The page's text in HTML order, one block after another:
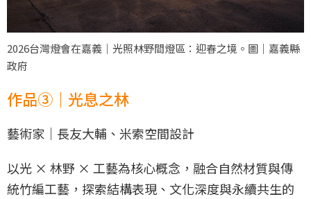
2026台灣燈會在嘉義｜光照林野間燈區：迎春之境。圖｜嘉義縣
政府
作品③｜光息之林
藝術家｜長友大輔、米索空間設計
以光 × 林野 × 工藝為核心概念，融合自然材質與傳
統竹編工藝，探索結構表現、文化深度與永續共生的